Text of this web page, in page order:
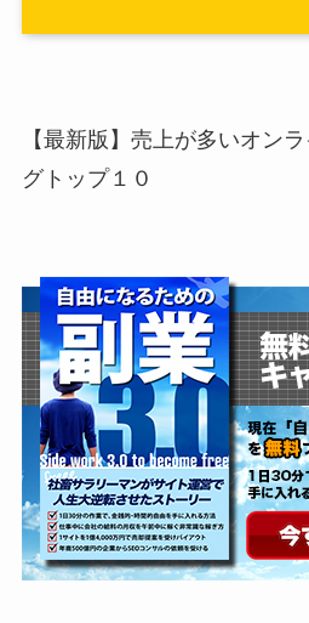
【最新版】売上が多いオン
グトップ１０